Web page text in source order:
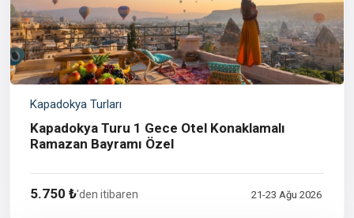
Kapadokya Turları
Kapadokya Turu 1 Gece Otel Konaklamalı
Ramazan Bayramı Özel
5.750 ₺'den itibaren 21-23 Ağu 2026